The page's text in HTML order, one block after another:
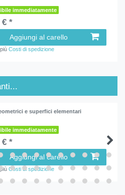
immediatamente
€ *
Aggiungi al carello
Costi di spedizione
e superfici elementari
immediatamente
€ *
Aggiungi al carello
Costi di spedizione